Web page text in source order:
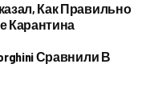
Как Правильно
Карантина
Сравнили В